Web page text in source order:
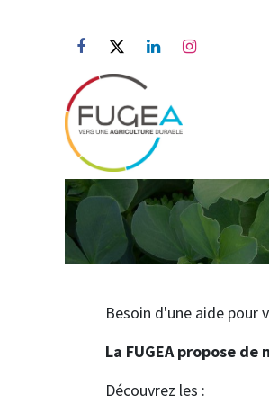
Se rendre au contenu
Besoin d'une aide pour
La FUGEA propose de
Découvrez les :